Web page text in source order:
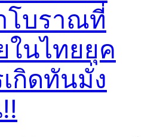
โบราณที่
ในไทยยุค
กิดทันมั่ง